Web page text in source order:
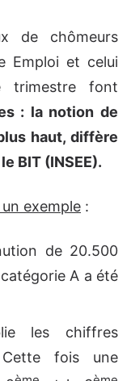
de chômeurs
Emploi et celui
trimestre font
: la notion de
haut, diffère
BIT (INSEE).
exemple :
de 20.500
A a été
les chiffres
fois une